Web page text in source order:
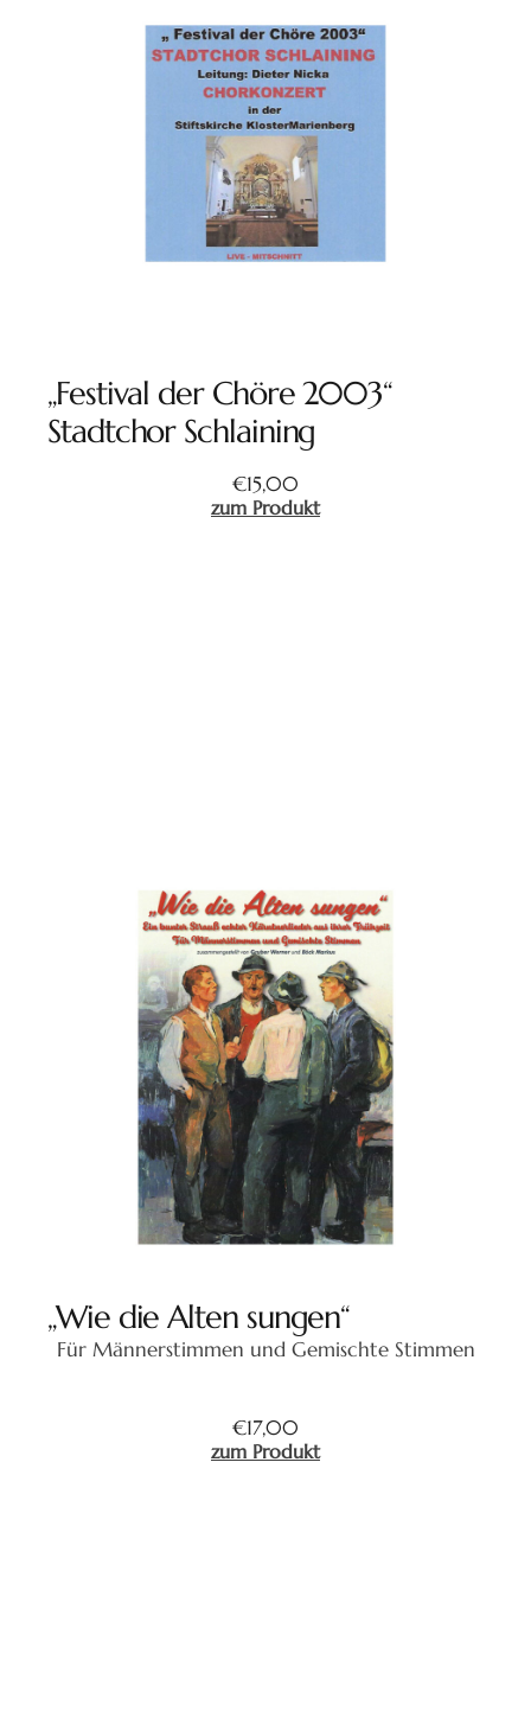
„Festival der Chöre 2003“
Stadtchor Schlaining
€15,00
zum Produkt
„Wie die Alten sungen“
Für Männerstimmen und Gemischte Stimmen
€17,00
zum Produkt